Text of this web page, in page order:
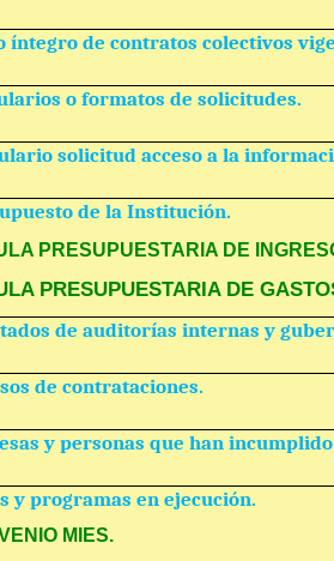
íntegro de contratos colectivos
o formatos de solicitudes.
solicitud acceso a la
de la Institución.
PRESUPUESTARIA DE
PRESUPUESTARIA DE
de auditorías internas y
de contrataciones.
y personas que han
y programas en ejecución.
MIES.